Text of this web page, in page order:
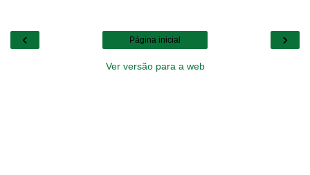
‹ ›
Página inicial
Ver versão para a web